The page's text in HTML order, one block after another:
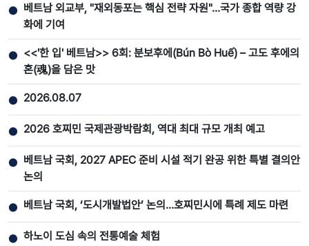
● 베트남 외교부, "재외동포는 핵심 전략 자원"…국가 종합 역량 강
화에 기여
● <<'한 입' 베트남>> 6회: 분보후에(Bún Bò Huế) – 고도 후에의
혼(魂)을 담은 맛
● 2026.08.07
● 2026 호찌민 국제관광박람회, 역대 최대 규모 개최 예고
● 베트남 국회, 2027 APEC 준비 시설 적기 완공 위한 특별 결의안
논의
● 베트남 국회, ‘도시개발법안’ 논의…호찌민시에 특례 제도 마련
● 하노이 도심 속의 전통예술 체험